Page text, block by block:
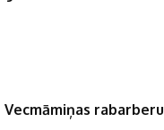
Vecmāmiņas rabarberu